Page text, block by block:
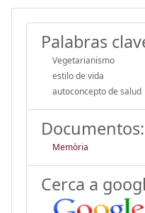
Palabras
Vegetarianismo
estilo de vida
autoconcepto de salud
Documentos:
Memòria
Cerca a